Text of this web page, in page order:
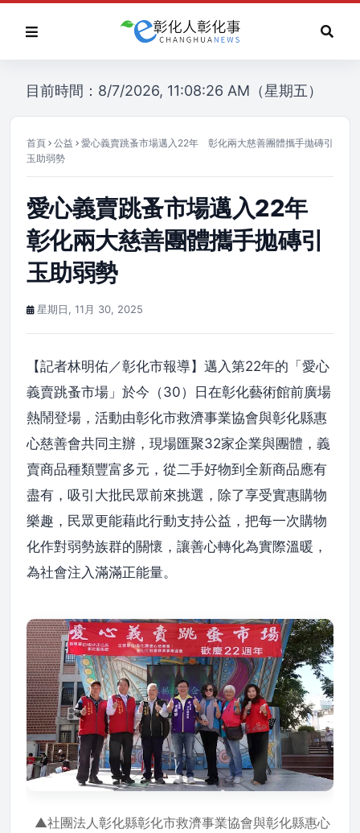
目前時間：8/7/2026, 11:08:26 AM（星期五）
首頁 公益
愛心義賣跳蚤市場邁入22年 彰化兩大慈善團體攜手拋磚引
玉助弱勢
愛心義賣跳蚤市場邁入22年
彰化兩大慈善團體攜手拋磚引
玉助弱勢
星期日, 11月 30, 2025
【記者林明佑／彰化市報導】邁入第22年的「愛心
義賣跳蚤市場」於今（30）日在彰化藝術館前廣場
熱鬧登場，活動由彰化市救濟事業協會與彰化縣惠
心慈善會共同主辦，現場匯聚32家企業與團體，義
賣商品種類豐富多元，從二手好物到全新商品應有
盡有，吸引大批民眾前來挑選，除了享受實惠購物
樂趣，民眾更能藉此行動支持公益，把每一次購物
化作對弱勢族群的關懷，讓善心轉化為實際溫暖，
為社會注入滿滿正能量。
▲社團法人彰化縣彰化市救濟事業協會與彰化縣惠心